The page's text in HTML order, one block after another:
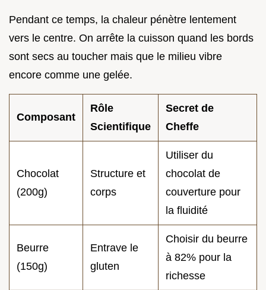
Pendant ce temps, la chaleur pénètre lentement
vers le centre. On arrête la cuisson quand les bords
sont secs au toucher mais que le milieu vibre
encore comme une gelée.
Composant
Rôle
Scientifique
Secret de
Cheffe
Chocolat
(200g)
Structure et
corps
Utiliser du
chocolat de
couverture pour
la fluidité
Beurre
(150g)
Entrave le
gluten
Choisir du beurre
à 82% pour la
richesse